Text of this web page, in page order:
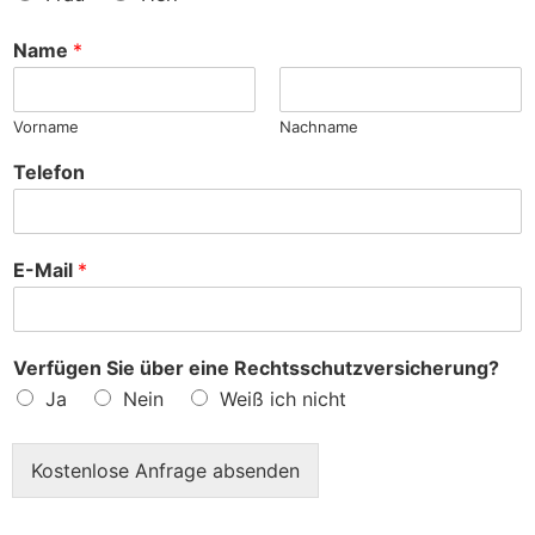
c
e
Name *
Vorname Nachname
Telefon
E-Mail *
Verfügen Sie über eine Rechtsschutzversicherung?
Ja
Nein Weiß ich nicht
Kostenlose Anfrage absenden